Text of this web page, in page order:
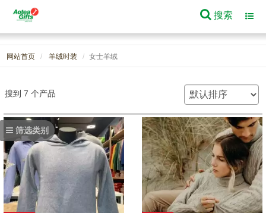
搜索
网站首页 羊绒时装 女士羊绒
筛选类别
搜到 7 个产品